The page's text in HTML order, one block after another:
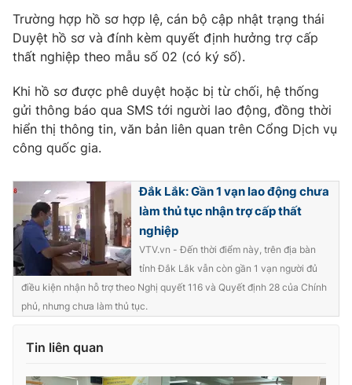
Trường hợp hồ sơ hợp lệ, cán bộ cập nhật trạng thái
Duyệt hồ sơ và đính kèm quyết định hưởng trợ cấp
thất nghiệp theo mẫu số 02 (có ký số).
Khi hồ sơ được phê duyệt hoặc bị từ chối, hệ thống
gửi thông báo qua SMS tới người lao động, đồng thời
hiển thị thông tin, văn bản liên quan trên Cổng Dịch vụ
công quốc gia.
Đắk Lắk: Gần 1 vạn lao động chưa
làm thủ tục nhận trợ cấp thất
nghiệp
VTV.vn - Đến thời điểm này, trên địa bàn
tỉnh Đắk Lắk vẫn còn gần 1 vạn người đủ
điều kiện nhận hỗ trợ theo Nghị quyết 116 và Quyết định 28 của Chính
phủ, nhưng chưa làm thủ tục.
Tin liên quan